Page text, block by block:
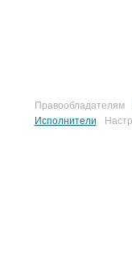
Правообладателям
Исполнители